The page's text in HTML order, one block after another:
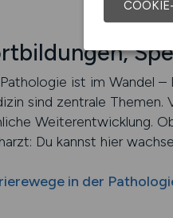
ist im Wandel –
sind zentrale
Weiterentwicklung.
Du kannst hier
in der